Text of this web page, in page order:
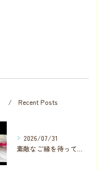
Recent Posts
2026/07/31
素敵なご縁を待っている子が数名います✨